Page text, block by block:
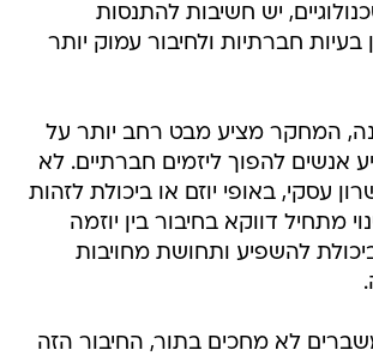
יש חשיבות להתנסות
חברתיות ולחיבור עמוק יותר
המחקר מציע מבט רחב יותר על
אנשים להפוך ליזמים חברתיים. לא
עסקי, באופי יוזם או ביכולת לזהות
מתחיל דווקא בחיבור בין יוזמה
להשפיע ותחושת מחויבות
לא מחכים בתור, החיבור הזה